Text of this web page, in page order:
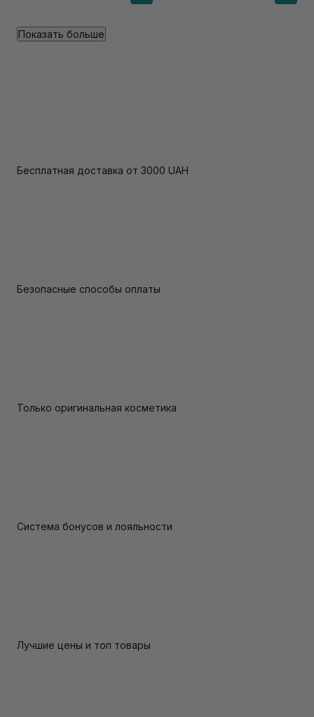
Показать больше
Бесплатная доставка от 3000 UAH
Безопасные способы оплаты
Только оригинальная косметика
Система бонусов и лояльности
Лучшие цены и топ товары